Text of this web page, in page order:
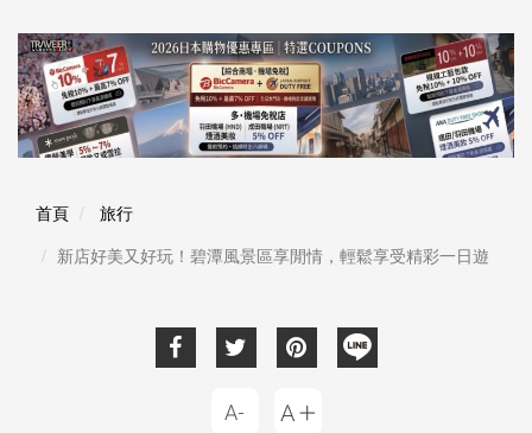
首頁
旅行
新店好美又好玩！碧潭風景區享閒情，輕鬆享受精彩一日遊